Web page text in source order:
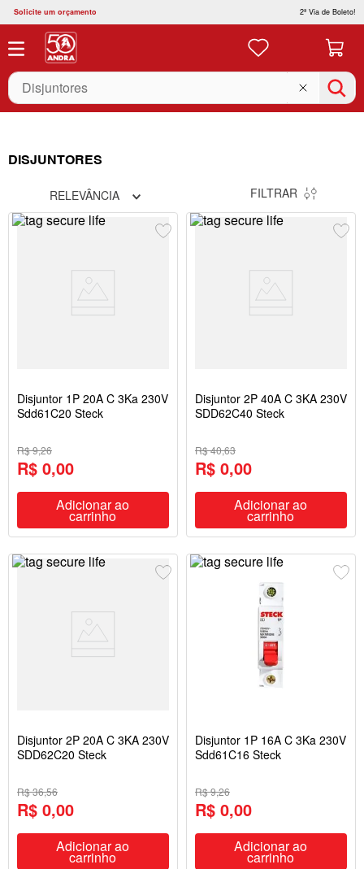
Solicite um orçamento 2ª Via de Boleto!
O que você está buscando?
DISJUNTORES
RELEVÂNCIA FILTRAR
Disjuntor 1P 20A C 3Ka 230V
Sdd61C20 Steck
R$ 9,26
R$ 0,00
Adicionar ao
carrinho
Disjuntor 2P 40A C 3KA 230V
SDD62C40 Steck
R$ 40,63
R$ 0,00
Adicionar ao
carrinho
Disjuntor 2P 20A C 3KA 230V
SDD62C20 Steck
R$ 36,56
R$ 0,00
Adicionar ao
carrinho
Disjuntor 1P 16A C 3Ka 230V
Sdd61C16 Steck
R$ 9,26
R$ 0,00
Adicionar ao
carrinho